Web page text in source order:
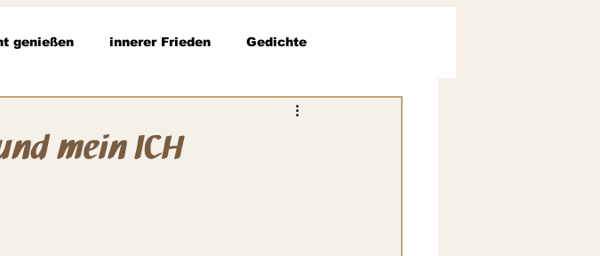
genießen innerer Frieden Gedichte
Authentische Männlichkeit
mein ICH